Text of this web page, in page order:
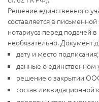
Решение единственного
составляется в
нотариуса перед подачей
необязательно. Документ
дату и место подписания;
данные о единственном
решение о закрытии
состав ликвидационной